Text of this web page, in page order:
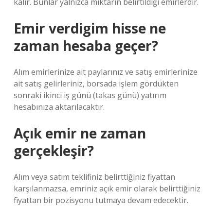
Emir verdigim hisse ne
zaman hesaba geçer?
Alım emirlerinize ait paylarınız ve satış emirlerinize
ait satış gelirleriniz, borsada işlem gördükten
sonraki ikinci iş günü (takas günü) yatırım
hesabınıza aktarılacaktır.
Açık emir ne zaman
gerçekleşir?
Alım veya satım teklifiniz belirttiğiniz fiyattan
karşılanmazsa, emriniz açık emir olarak belirttiğiniz
fiyattan bir pozisyonu tutmaya devam edecektir.